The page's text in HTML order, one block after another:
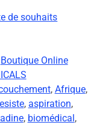
de souhaits
Boutique Online
, Afrique,
, aspiration,
, biomédical ,